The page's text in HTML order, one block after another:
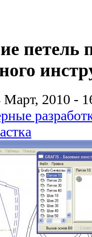
Март, 2010 -